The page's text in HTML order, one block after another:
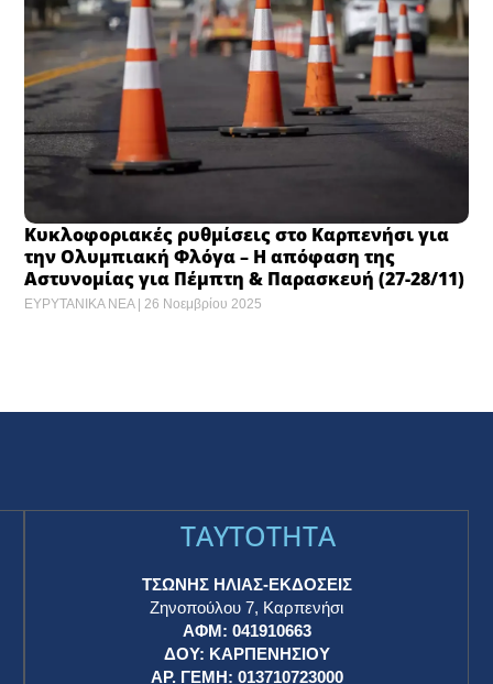
Κυκλοφοριακές ρυθμίσεις στο Καρπενήσι για
την Ολυμπιακή Φλόγα – Η απόφαση της
Αστυνομίας για Πέμπτη & Παρασκευή (27-28/11)
ΕΥΡΥΤΑΝΙΚΑ ΝΕΑ 26 Νοεμβρίου 2025
TAYTOTHTA
ΤΣΩΝΗΣ ΗΛΙΑΣ-ΕΚΔΟΣΕΙΣ
Ζηνοπούλου 7, Καρπενήσι
ΑΦΜ: 041910663
ΔΟΥ: ΚΑΡΠΕΝΗΣΙΟΥ
ΑΡ. ΓΕΜΗ: 013710723000